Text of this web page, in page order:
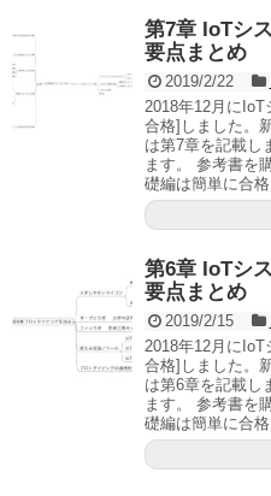
第7章 IoTシ
要点まとめ
2019/2/22
2018年12月にIoT
合格]しました。
は第7章を記載し
ます。 参考書を
礎編は簡単に合格
第6章 IoTシ
要点まとめ
2019/2/15
2018年12月にIoT
合格]しました。
は第6章を記載し
ます。 参考書を
礎編は簡単に合格